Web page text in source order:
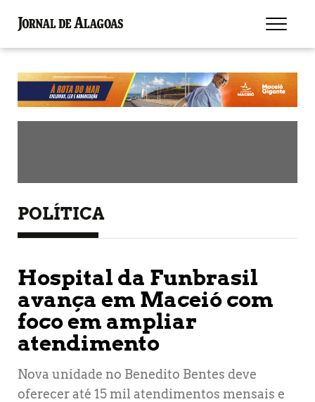
POLÍTICA
Hospital da Funbrasil
avança em Maceió com
foco em ampliar
atendimento
Nova unidade no Benedito Bentes deve
oferecer até 15 mil atendimentos mensais e